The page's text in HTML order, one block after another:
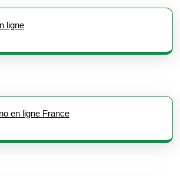
ligne
en ligne France